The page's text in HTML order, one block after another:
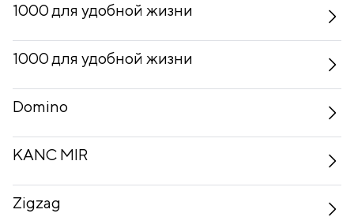
1000 для удобной жизни
1000 для удобной жизни
Domino
KANC MIR
Zigzag